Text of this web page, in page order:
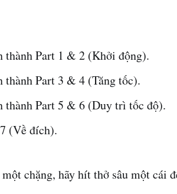
thành Part 1 & 2 (Khởi động).
thành Part 3 & 4 (Tăng tốc).
thành Part 5 & 6 (Duy trì tốc độ).
(Về đích).
chặng, hãy hít thở sâu một cái